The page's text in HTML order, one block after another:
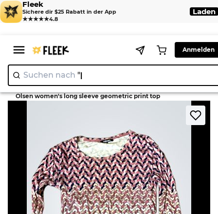
Fleek
Sichere dir $25 Rabatt in der App
★★★★★4.8
Laden
Anmelden
Suchen nach "Nike"
Home > Shirt >
Olsen women's long sleeve geometric print top